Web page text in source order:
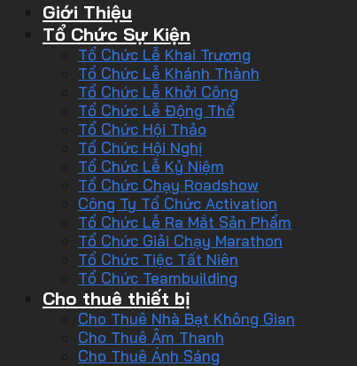
Giới Thiệu
Tổ Chức Sự Kiện
Tổ Chức Lễ Khai Trương
Tổ Chức Lễ Khánh Thành
Tổ Chức Lễ Khởi Công
Tổ Chức Lễ Động Thổ
Tổ Chức Hội Thảo
Tổ Chức Hội Nghị
Tổ Chức Lễ Kỷ Niệm
Tổ Chức Chạy Roadshow
Công Ty Tổ Chức Activation
Tổ Chức Lễ Ra Mắt Sản Phẩm
Tổ Chức Giải Chạy Marathon
Tổ Chức Tiệc Tất Niên
Tổ Chức Teambuilding
Cho thuê thiết bị
Cho Thuê Nhà Bạt Không Gian
Cho Thuê Âm Thanh
Cho Thuê Ánh Sáng